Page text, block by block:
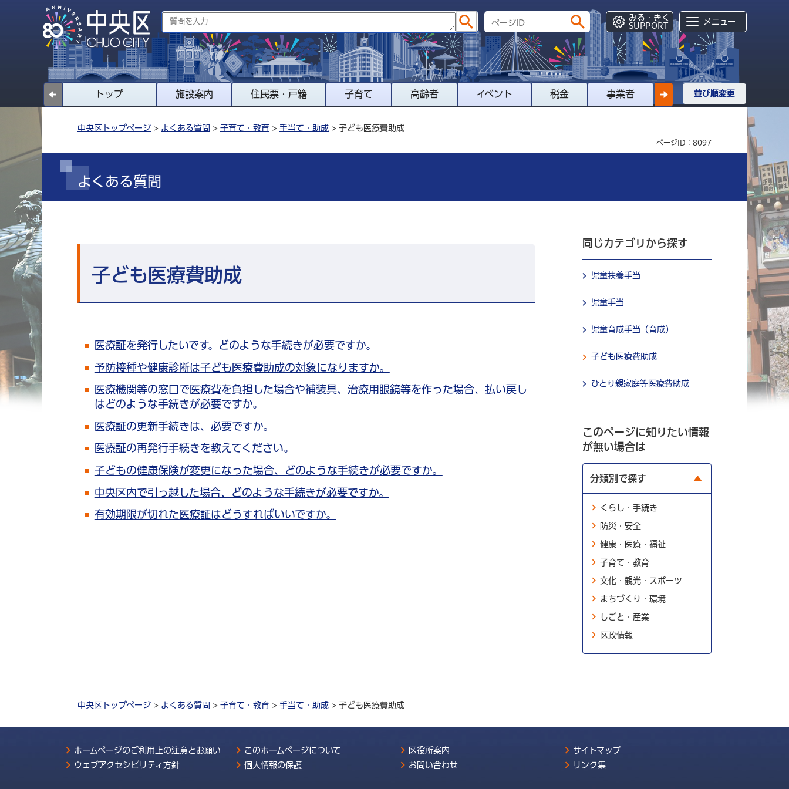
みる・きく
SUPPORT
メニュー
トップ 施設案内 住民票・戸籍 子育て 高齢者 イベント 税金 事業者 並び順変更
中央区トップページ > よくある質問 > 子育て・教育 > 手当て・助成 > 子ども医療費助成
ページID：8097
よくある質問
子ども医療費助成
医療証を発行したいです。どのような手続きが必要ですか。
予防接種や健康診断は子ども医療費助成の対象になりますか。
医療機関等の窓口で医療費を負担した場合や補装具、治療用眼鏡等を作った場合、払い戻し
はどのような手続きが必要ですか。
医療証の更新手続きは、必要ですか。
医療証の再発行手続きを教えてください。
子どもの健康保険が変更になった場合、どのような手続きが必要ですか。
中央区内で引っ越した場合、どのような手続きが必要ですか。
有効期限が切れた医療証はどうすればいいですか。
同じカテゴリから探す
児童扶養手当
児童手当
児童育成手当（育成）
子ども医療費助成
ひとり親家庭等医療費助成
このページに知りたい情報
が無い場合は
分類別で探す
くらし・手続き
防災・安全
健康・医療・福祉
子育て・教育
文化・観光・スポーツ
まちづくり・環境
しごと・産業
区政情報
中央区トップページ > よくある質問 > 子育て・教育 > 手当て・助成 > 子ども医療費助成
ホームページのご利用上の注意とお願い このホームページについて 区役所案内
サイトマップ
ウェブアクセシビリティ方針
個人情報の保護 お問い合わせ リンク集